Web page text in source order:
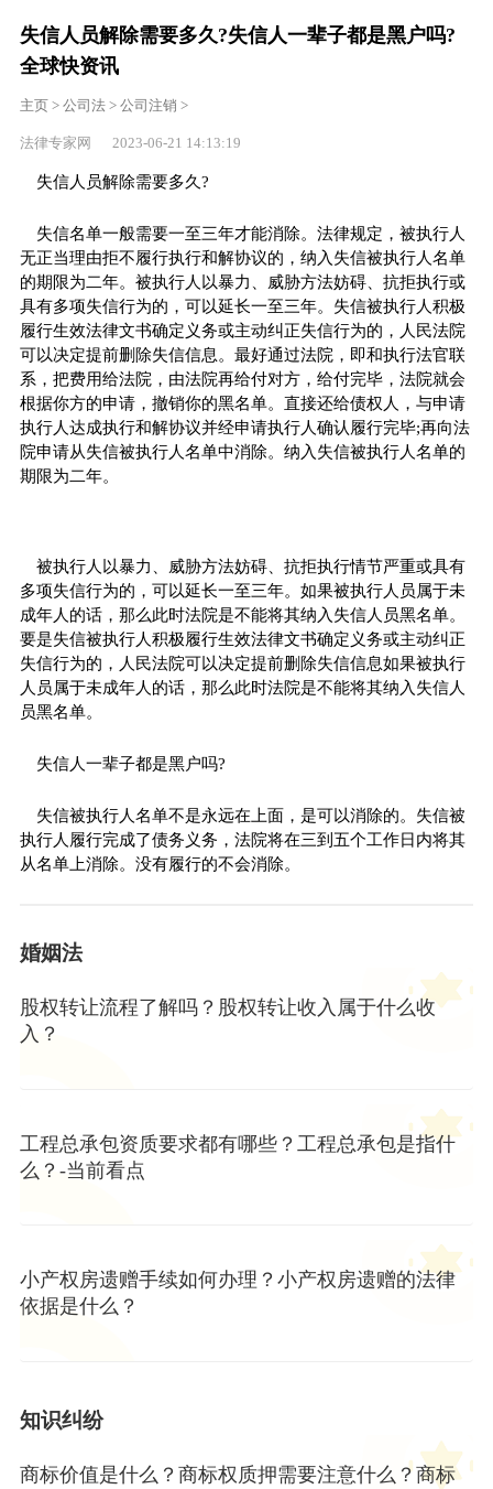
失信人员解除需要多久?失信人一辈子都是黑户吗?
全球快资讯
主页> 公司法> 公司注销 >
法律专家网 2023-06-21 14:13:19
失信人员解除需要多久?
失信名单一般需要一至三年才能消除。法律规定，被执行人
无正当理由拒不履行执行和解协议的，纳入失信被执行人名单
的期限为二年。被执行人以暴力、威胁方法妨碍、抗拒执行或
具有多项失信行为的，可以延长一至三年。失信被执行人积极
履行生效法律文书确定义务或主动纠正失信行为的，人民法院
可以决定提前删除失信信息。最好通过法院，即和执行法官联
系，把费用给法院，由法院再给付对方，给付完毕，法院就会
根据你方的申请，撤销你的黑名单。直接还给债权人，与申请
执行人达成执行和解协议并经申请执行人确认履行完毕;再向法
院申请从失信被执行人名单中消除。纳入失信被执行人名单的
期限为二年。
被执行人以暴力、威胁方法妨碍、抗拒执行情节严重或具有
多项失信行为的，可以延长一至三年。如果被执行人员属于未
成年人的话，那么此时法院是不能将其纳入失信人员黑名单。
要是失信被执行人积极履行生效法律文书确定义务或主动纠正
失信行为的，人民法院可以决定提前删除失信信息如果被执行
人员属于未成年人的话，那么此时法院是不能将其纳入失信人
员黑名单。
失信人一辈子都是黑户吗?
失信被执行人名单不是永远在上面，是可以消除的。失信被
执行人履行完成了债务义务，法院将在三到五个工作日内将其
从名单上消除。没有履行的不会消除。
婚姻法
股权转让流程了解吗？股权转让收入属于什么收
入？
工程总承包资质要求都有哪些？工程总承包是指什
么？-当前看点
小产权房遗赠手续如何办理？小产权房遗赠的法律
依据是什么？
知识纠纷
商标价值是什么？商标权质押需要注意什么？商标